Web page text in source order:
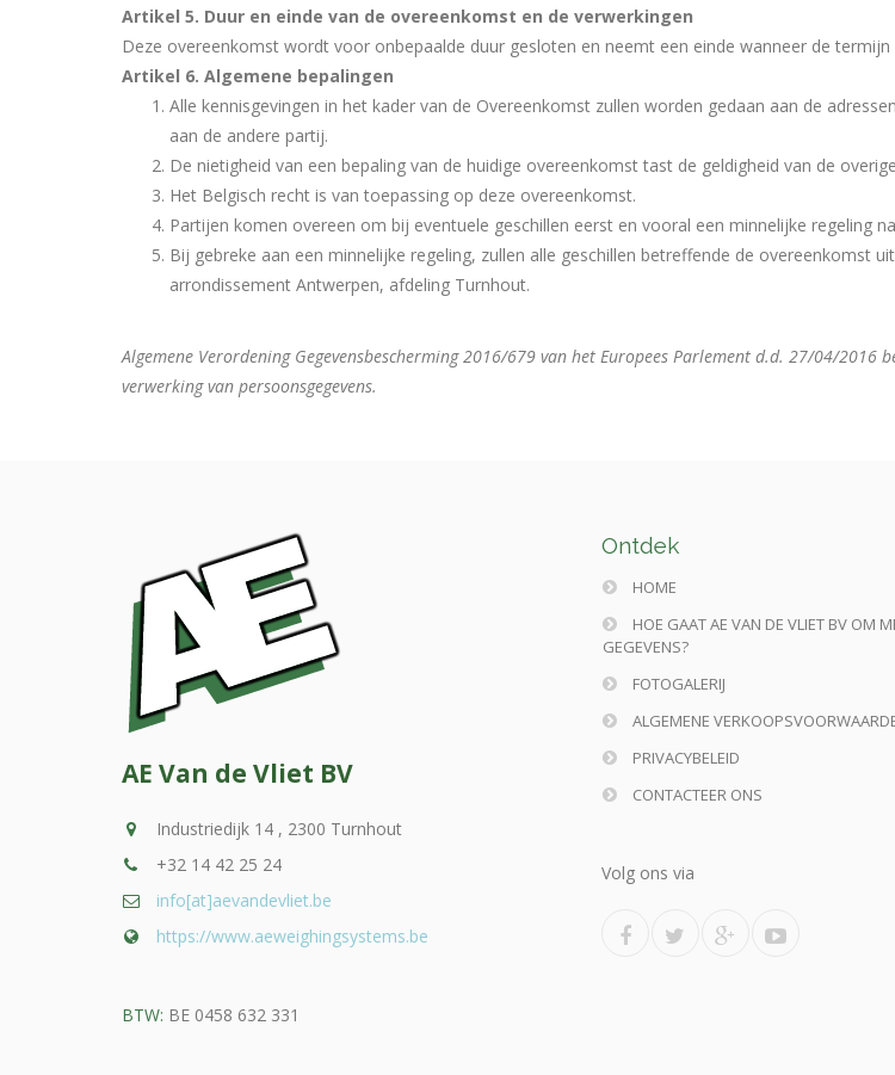
Artikel 5. Duur en einde van de overeenkomst en de verwerkingen
Deze overeenkomst wordt voor onbepaalde duur gesloten en neemt een einde wanneer de termijn
Artikel 6. Algemene bepalingen
Alle kennisgevingen in het kader van de Overeenkomst zullen worden gedaan aan de
aan de andere partij.
De nietigheid van een bepaling van de huidige overeenkomst tast de geldigheid van de
Het Belgisch recht is van toepassing op deze overeenkomst.
Partijen komen overeen om bij eventuele geschillen eerst en vooral een minnelijke regeling
Bij gebreke aan een minnelijke regeling, zullen alle geschillen betreffende de overeenkomst
arrondissement Antwerpen, afdeling Turnhout.
Algemene Verordening Gegevensbescherming 2016/679 van het Europees Parlement d.d. 27/04/
verwerking van persoonsgegevens.
AE Van de Vliet BV
Industriedijk 14 , 2300 Turnhout
+32 14 42 25 24
info[at]aevandevliet.be
https://www.aeweighingsystems.be
Ontdek
HOME
HOE GAAT AE VAN DE VLIET BV OM
GEGEVENS?
FOTOGALERIJ
ALGEMENE
PRIVACYBELEID
CONTACTEER ONS
Volg ons via
BTW: BE 0458 632 331